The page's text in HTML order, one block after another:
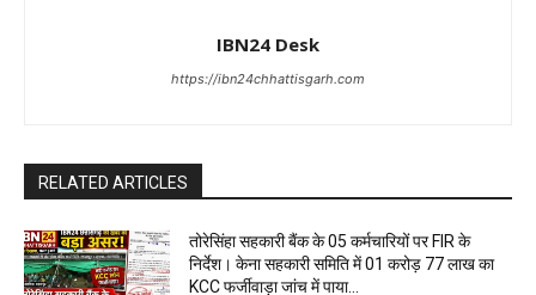
IBN24 Desk
https://ibn24chhattisgarh.com
RELATED ARTICLES
तोरेसिंहा सहकारी बैंक के 05 कर्मचारियों पर FIR के
निर्देश। केना सहकारी समिति में 01 करोड़ 77 लाख का
KCC फर्जीवाड़ा जांच में पाया...